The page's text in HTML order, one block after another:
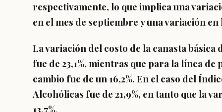
respectivamente, lo que implica una
en el mes de septiembre y una variación en
La variación del costo de la canasta básica
fue de 23,1%, mientras que para la línea de
cambio fue de un 16,2%. En el caso del
Alcohólicas fue de 21,9%, en tanto que la
13,7%.